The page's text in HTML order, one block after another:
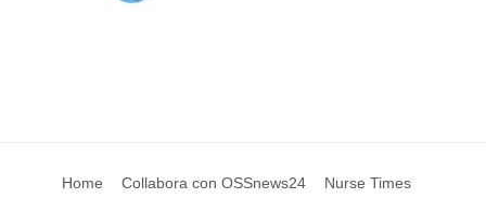
Home Collabora con OSSnews24 Nurse Times